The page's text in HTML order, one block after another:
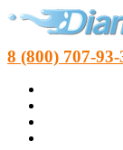
8 (800) 707-93-